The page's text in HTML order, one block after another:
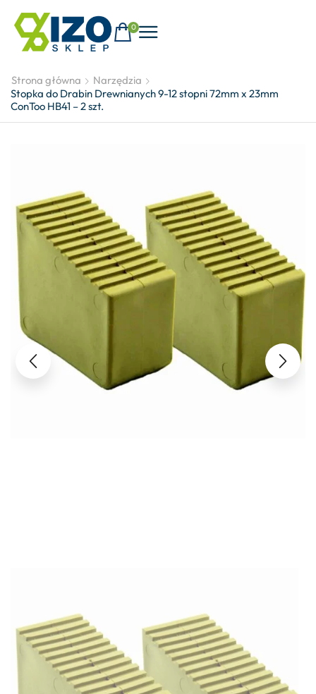
0
Strona główna
Narzędzia
Stopka do Drabin Drewnianych 9-12 stopni 72mm x 23mm
ConToo HB41 – 2 szt.